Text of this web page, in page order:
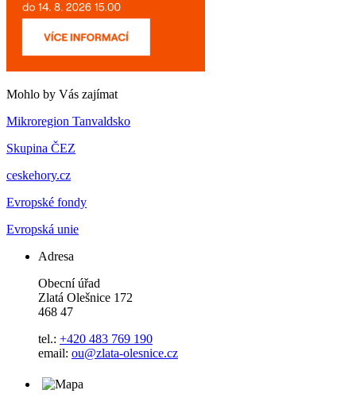
Mohlo by Vás zajímat
Mikroregion Tanvaldsko
Skupina ČEZ
ceskehory.cz
Evropské fondy
Evropská unie
Adresa
Obecní úřad
Zlatá Olešnice 172
468 47
tel.: +420 483 769 190
email: ou@zlata-olesnice.cz